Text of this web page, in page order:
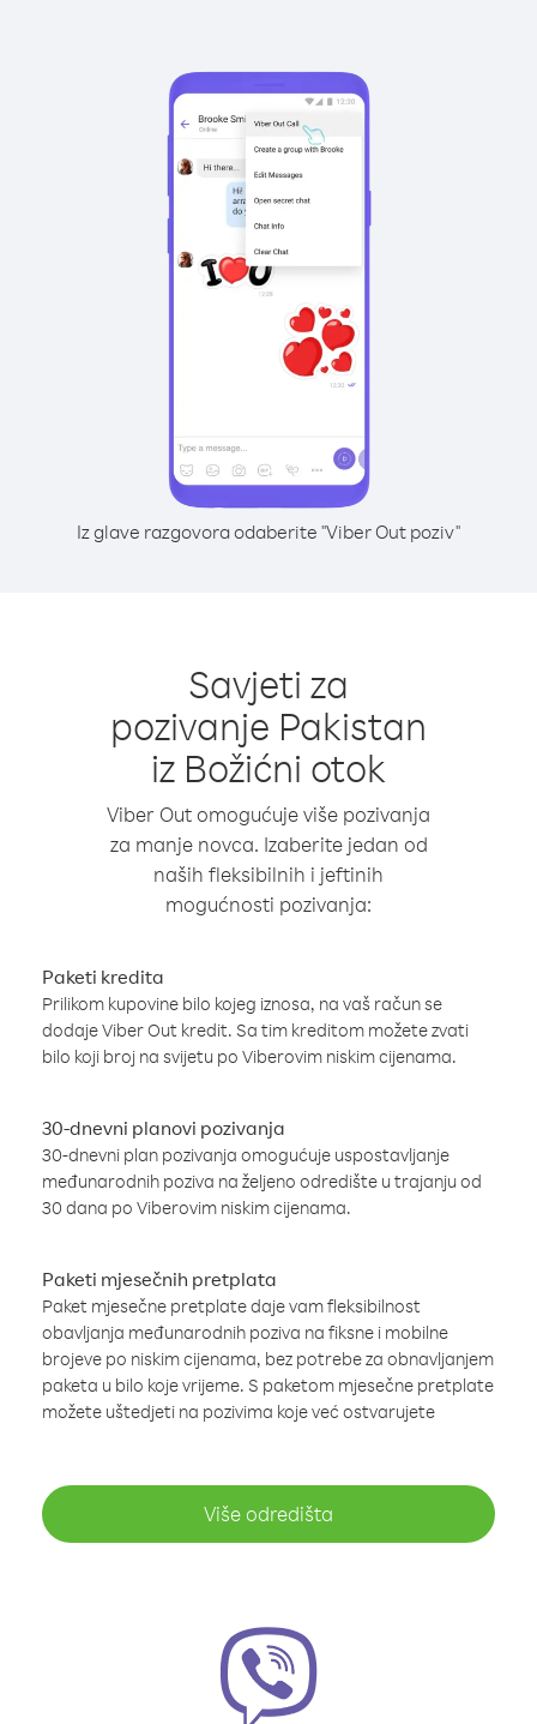
Iz glave razgovora odaberite "Viber Out poziv"
Savjeti za
pozivanje Pakistan
iz Božićni otok
Viber Out omogućuje više pozivanja
za manje novca. Izaberite jedan od
naših fleksibilnih i jeftinih
mogućnosti pozivanja:
Paketi kredita
Prilikom kupovine bilo kojeg iznosa, na vaš račun se
dodaje Viber Out kredit. Sa tim kreditom možete zvati
bilo koji broj na svijetu po Viberovim niskim cijenama.
30-dnevni planovi pozivanja
30-dnevni plan pozivanja omogućuje uspostavljanje
međunarodnih poziva na željeno odredište u trajanju od
30 dana po Viberovim niskim cijenama.
Paketi mjesečnih pretplata
Paket mjesečne pretplate daje vam fleksibilnost
obavljanja međunarodnih poziva na fiksne i mobilne
brojeve po niskim cijenama, bez potrebe za obnavljanjem
paketa u bilo koje vrijeme. S paketom mjesečne pretplate
možete uštedjeti na pozivima koje već ostvarujete
Više odredišta